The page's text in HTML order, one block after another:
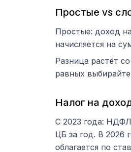
Простые vs
Простые: доход
начисляется на
Разница растёт
равных
Налог на
С 2023 года:
ЦБ за год. В 2026
облагается по